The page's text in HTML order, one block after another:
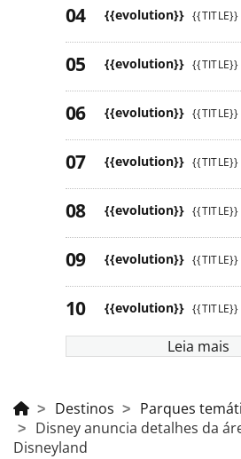
{{evolution}} {{TITLE}}
{{evolution}} {{TITLE}}
{{evolution}} {{TITLE}}
{{evolution}} {{TITLE}}
{{evolution}} {{TITLE}}
{{evolution}} {{TITLE}}
{{evolution}} {{TITLE}}
Leia mais
Destinos
Parques
Disney anuncia detalhes da
Disneyland